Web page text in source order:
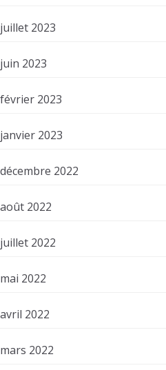
juillet 2023
juin 2023
février 2023
janvier 2023
décembre 2022
août 2022
juillet 2022
mai 2022
avril 2022
mars 2022